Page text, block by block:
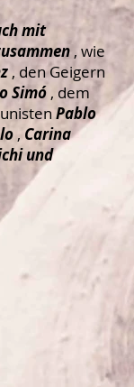
mit
, wie
, den Geigern
Simó , dem
Pablo
, Carina
und